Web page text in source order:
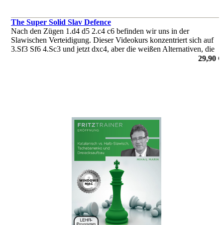
The Super Solid Slav Defence
Nach den Zügen 1.d4 d5 2.c4 c6 befinden wir uns in der
Slawischen Verteidigung. Dieser Videokurs konzentriert sich auf
3.Sf3 Sf6 4.Sc3 und jetzt dxc4, aber die weißen Alternativen, die
29,90 €